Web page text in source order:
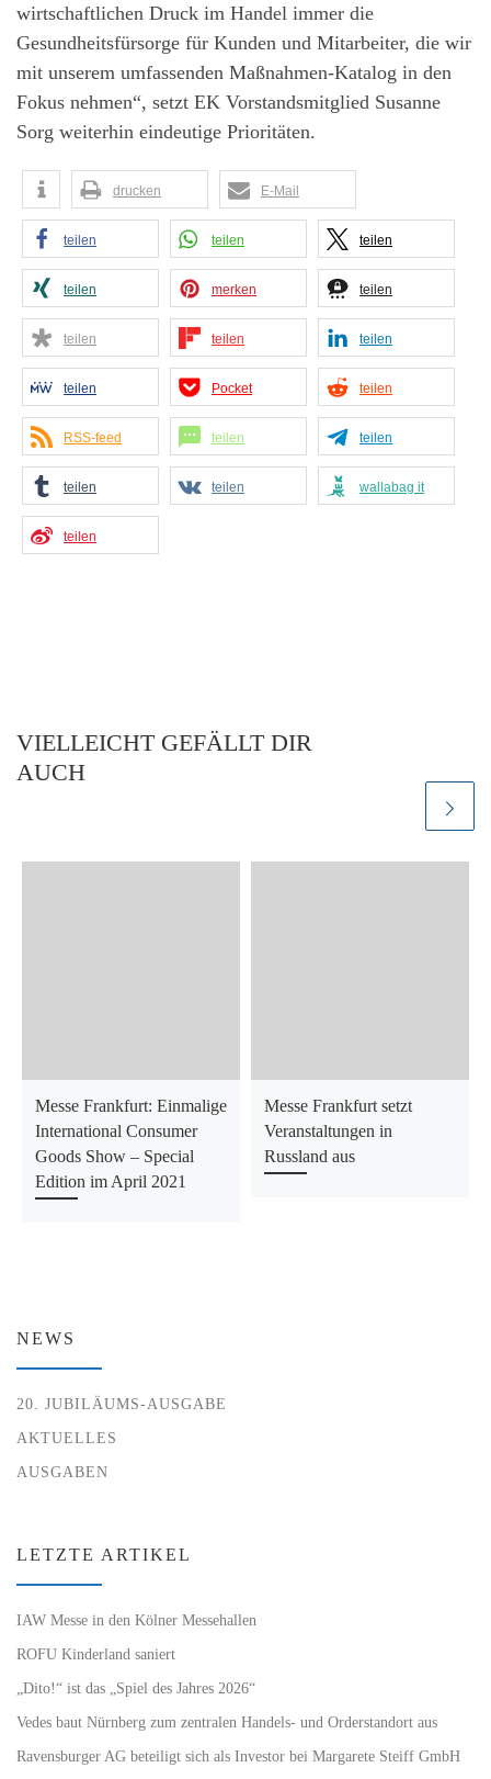
wirtschaftlichen Druck im Handel immer die
Gesundheitsfürsorge für Kunden und Mitarbeiter, die wir
mit unserem umfassenden Maßnahmen-Katalog in den
Fokus nehmen“, setzt EK Vorstandsmitglied Susanne
Sorg weiterhin eindeutige Prioritäten.
drucken E-Mail
teilen teilen teilen
teilen merken teilen
teilen teilen teilen
teilen Pocket teilen
RSS-feed teilen teilen
teilen teilen wallabag it
teilen
VIELLEICHT GEFÄLLT DIR
AUCH
Messe Frankfurt: Einmalige
International Consumer
Goods Show – Special
Edition im April 2021
Messe Frankfurt setzt
Veranstaltungen in
Russland aus
NEWS
20. JUBILÄUMS-AUSGABE
AKTUELLES
AUSGABEN
LETZTE ARTIKEL
IAW Messe in den Kölner Messehallen
ROFU Kinderland saniert
„Dito!“ ist das „Spiel des Jahres 2026“
Vedes baut Nürnberg zum zentralen Handels- und Orderstandort aus
Ravensburger AG beteiligt sich als Investor bei Margarete Steiff GmbH